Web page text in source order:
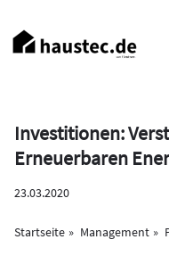
zum
Inhalt
Investitionen:
Erneuerbaren
23.03.2020
Startseite Management